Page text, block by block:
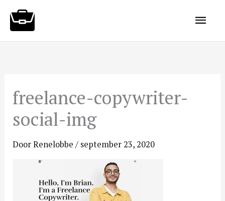
naar
freelance-copywriter-
social-img
DoorRenelobbe/ september 23, 2020